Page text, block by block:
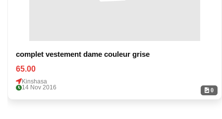
0
complet vestement dame couleur grise
65.00
Kinshasa
14 Nov 2016